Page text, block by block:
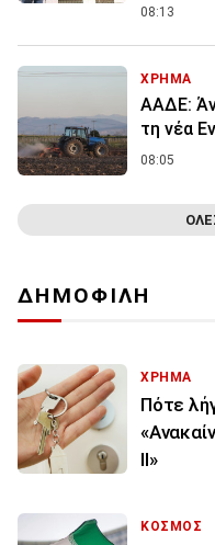
08:13
ΧΡΗΜΑ
ΑΑΔΕ:
τη νέα
08:05
ΔΗΜΟΦΙΛΗ
ΧΡΗΜΑ
Πότε
ΙΙ»
ΚΟΣΜΟΣ